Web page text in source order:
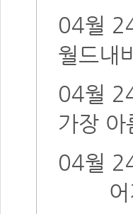
04월
월드내
04월
가장 아
04월